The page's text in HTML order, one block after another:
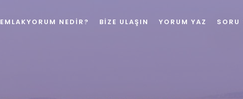
EMLAKYORUM NEDIR? BIZE ULAŞIN YORUM YAZ SORU